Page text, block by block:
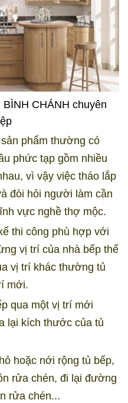
CHÁNH chuyên
phẩm thường có
phức tạp gồm nhiều
vì vậy việc tháo lắp
đòi hỏi người làm cần
vực nghề thợ mộc.
thi công phù hợp với
vị trí của nhà bếp thế
vị trí khác thường tủ
mới.
qua một vị trí mới
lại kích thước của tủ
hoặc nới rộng tủ bếp,
rửa chén, đi lại đường
rửa chén...